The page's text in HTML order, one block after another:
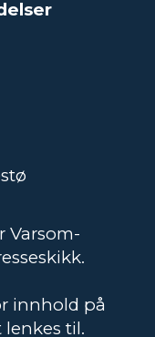
Varsom-
innhold på
til.